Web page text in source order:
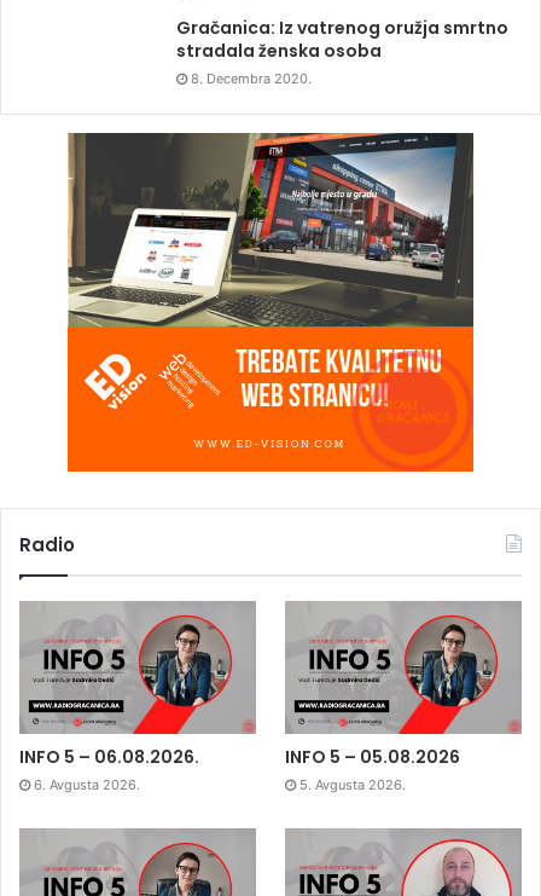
Gračanica: Iz vatrenog oružja smrtno
stradala ženska osoba
8. Decembra 2020.
Radio
INFO 5 – 06.08.2026.
6. Avgusta 2026.
INFO 5 – 05.08.2026
5. Avgusta 2026.